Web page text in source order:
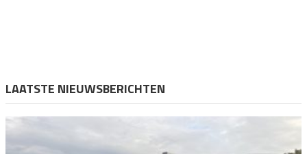
LAATSTE NIEUWSBERICHTEN